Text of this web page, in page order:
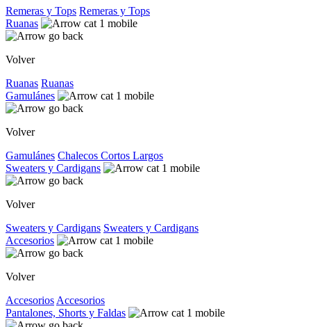
Remeras y Tops Remeras y Tops
Ruanas
Volver
Ruanas Ruanas
Gamulánes
Volver
Gamulánes Chalecos Cortos Largos
Sweaters y Cardigans
Volver
Sweaters y Cardigans Sweaters y Cardigans
Accesorios
Volver
Accesorios Accesorios
Pantalones, Shorts y Faldas